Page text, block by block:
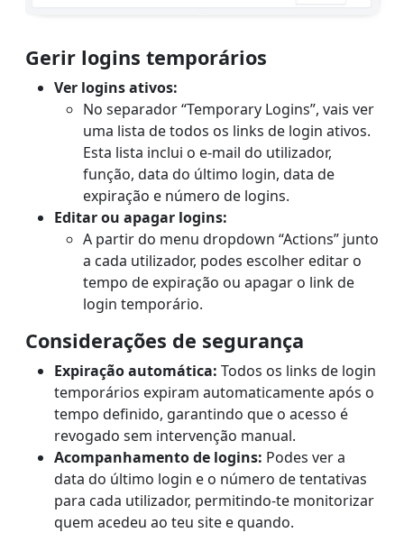
Gerir logins temporários
Ver logins ativos:
No separador “Temporary Logins”, vais ver
uma lista de todos os links de login ativos.
Esta lista inclui o e-mail do utilizador,
função, data do último login, data de
expiração e número de logins.
Editar ou apagar logins:
A partir do menu dropdown “Actions” junto
a cada utilizador, podes escolher editar o
tempo de expiração ou apagar o link de
login temporário.
Considerações de segurança
Expiração automática: Todos os links de login
temporários expiram automaticamente após o
tempo definido, garantindo que o acesso é
revogado sem intervenção manual.
Acompanhamento de logins: Podes ver a
data do último login e o número de tentativas
para cada utilizador, permitindo-te monitorizar
quem acedeu ao teu site e quando.